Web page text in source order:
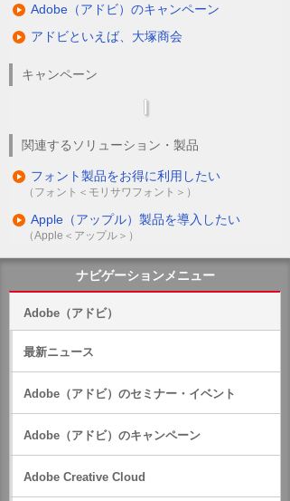
Adobe（アドビ）のキャンペーン
アドビといえば、大塚商会
キャンペーン
関連するソリューション・製品
フォント製品をお得に利用したい
（フォント＜モリサワフォント＞）
Apple（アップル）製品を導入したい
（Apple＜アップル＞）
ナビゲーションメニュー
Adobe（アドビ）
最新ニュース
Adobe（アドビ）のセミナー・イベント
Adobe（アドビ）のキャンペーン
Adobe Creative Cloud